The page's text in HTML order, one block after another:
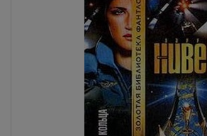
NIVEN - Podarok 32 60
NIVEN - Podarok 33 60
NIVEN - Podarok 34 60
NIVEN - Podarok 35 60
NIVEN - Podarok 36 60
NIVEN - Podarok 37 60